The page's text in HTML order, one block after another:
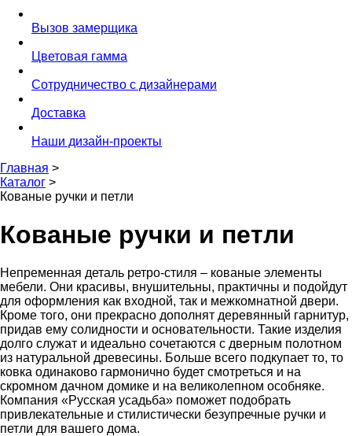
Вызов замерщика
Цветовая гамма
Сотрудничество с дизайнерами
Доставка
Наши дизайн-проекты
Главная >
Каталог >
Кованые ручки и петли
Кованые ручки и петли
Непременная деталь ретро-стиля – кованые элементы
мебели. Они красивы, внушительны, практичны и подойдут
для оформления как входной, так и межкомнатной двери.
Кроме того, они прекрасно дополнят деревянный гарнитур,
придав ему солидности и основательности. Такие изделия
долго служат и идеально сочетаются с дверным полотном
из натуральной древесины. Больше всего подкупает то, то
ковка одинаково гармонично будет смотреться и на
скромном дачном домике и на великолепном особняке.
Компания «Русская усадьба» поможет подобрать
привлекательные и стилистически безупречные ручки и
петли для вашего дома.